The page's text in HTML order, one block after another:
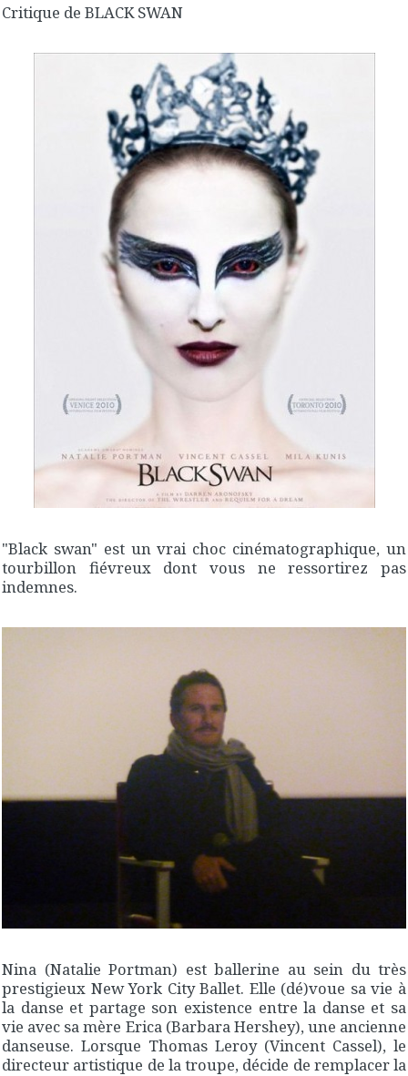
Critique de BLACK SWAN
"Black swan" est un vrai choc cinématographique, un
tourbillon fiévreux dont vous ne ressortirez pas
indemnes.
Nina (Natalie Portman) est ballerine au sein du très
prestigieux New York City Ballet. Elle (dé)voue sa vie à
la danse et partage son existence entre la danse et sa
vie avec sa mère Erica (Barbara Hershey), une ancienne
danseuse. Lorsque Thomas Leroy (Vincent Cassel), le
directeur artistique de la troupe, décide de remplacer la